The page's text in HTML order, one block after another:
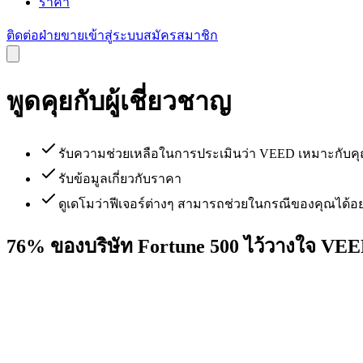
ติดต่อฝ่ายขายเข้าสู่ระบบสมัครสมาชิก
พูดคุยกับผู้เชี่ยวชาญ
รับความช่วยเหลือในการประเมินว่า VEED เหมาะกับ
รับข้อมูลเกี่ยวกับราคา
ดูเดโมว่าฟีเจอร์ต่างๆ สามารถช่วยในกรณีของคุณได้อ
76% ของบริษัท Fortune 500 ไว้วางใจ